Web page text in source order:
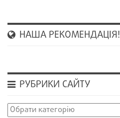
НАША РЕКОМЕНДАЦІЯ!
РУБРИКИ САЙТУ
Рубрики